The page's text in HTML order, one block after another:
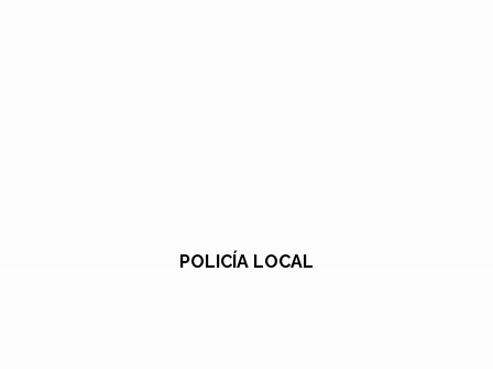
POLICÍA LOCAL